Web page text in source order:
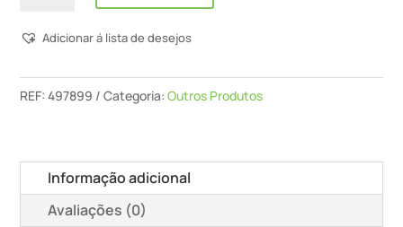
Festool
Adicionar á lista de desejos
REF:497899 Categoria:Outros Produtos
Informação adicional
Avaliações (0)